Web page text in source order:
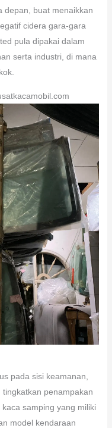
depan, buat menaikkan
cidera gara-gara
pula dipakai dalam
serta industri, di mana
pada sisi keamanan,
penampakan
samping yang miliki
model kendaraan